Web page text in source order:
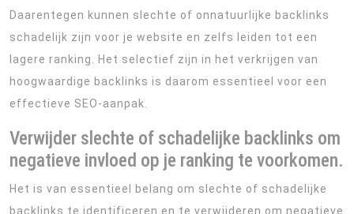
Daarentegen kunnen slechte of onnatuurlijke backlinks
schadelijk zijn voor je website en zelfs leiden tot een
lagere ranking. Het selectief zijn in het verkrijgen van
hoogwaardige backlinks is daarom essentieel voor een
effectieve SEO-aanpak.
Verwijder slechte of schadelijke backlinks om
negatieve invloed op je ranking te voorkomen.
Het is van essentieel belang om slechte of schadelijke
backlinks te identificeren en te verwijderen om negatieve